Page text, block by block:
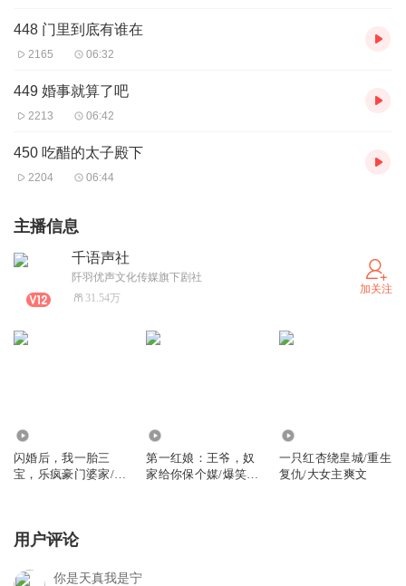
448 门里到底有谁在
2165 06:32
449 婚事就算了吧
2213 06:42
450 吃醋的太子殿下
2204 06:44
主播信息
千语声社
阡羽优声文化传媒旗下剧社
31.54万
加关注
闪婚后，我一胎三
宝，乐疯豪门婆家/爆
第一红娘：王爷，奴
家给你保个媒/爆笑古
一只红杏绕皇城/重生
复仇/大女主爽文
用户评论
你是天真我是宁